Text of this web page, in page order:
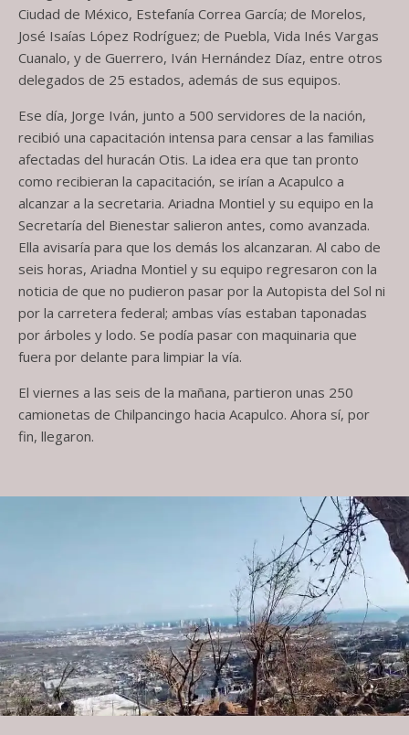
Ciudad de México, Estefanía Correa García; de Morelos,
José Isaías López Rodríguez; de Puebla, Vida Inés Vargas
Cuanalo, y de Guerrero, Iván Hernández Díaz, entre otros
delegados de 25 estados, además de sus equipos.
Ese día, Jorge Iván, junto a 500 servidores de la nación,
recibió una capacitación intensa para censar a las familias
afectadas del huracán Otis. La idea era que tan pronto
como recibieran la capacitación, se irían a Acapulco a
alcanzar a la secretaria. Ariadna Montiel y su equipo en la
Secretaría del Bienestar salieron antes, como avanzada.
Ella avisaría para que los demás los alcanzaran. Al cabo de
seis horas, Ariadna Montiel y su equipo regresaron con la
noticia de que no pudieron pasar por la Autopista del Sol ni
por la carretera federal; ambas vías estaban taponadas
por árboles y lodo. Se podía pasar con maquinaria que
fuera por delante para limpiar la vía.
El viernes a las seis de la mañana, partieron unas 250
camionetas de Chilpancingo hacia Acapulco. Ahora sí, por
fin, llegaron.